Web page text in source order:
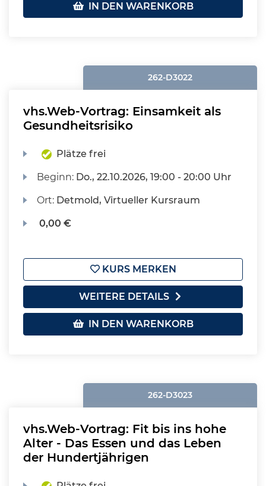
IN DEN WARENKORB
262-D3022
vhs.Web-Vortrag: Einsamkeit als
Gesundheitsrisiko
Plätze frei
Beginn: Do., 22.10.2026, 19:00 - 20:00 Uhr
Ort: Detmold, Virtueller Kursraum
0,00 €
KURS MERKEN
WEITERE DETAILS
IN DEN WARENKORB
262-D3023
vhs.Web-Vortrag: Fit bis ins hohe
Alter - Das Essen und das Leben
der Hundertjährigen